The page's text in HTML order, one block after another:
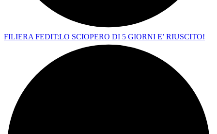
FILIERA FEDIT:LO SCIOPERO DI 5 GIORNI E’ RIUSCITO!